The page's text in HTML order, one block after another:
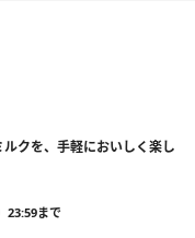
クを、手軽においしく楽し
23:59まで